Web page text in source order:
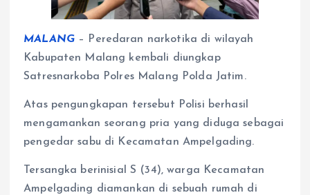
MALANG– Peredaran narkotika di wilayah
Kabupaten Malang kembali diungkap
Satresnarkoba Polres Malang Polda Jatim.
Atas pengungkapan tersebut Polisi berhasil
mengamankan seorang pria yang diduga sebagai
pengedar sabu di Kecamatan Ampelgading.
Tersangka berinisial S (34), warga Kecamatan
Ampelgading diamankan di sebuah rumah di